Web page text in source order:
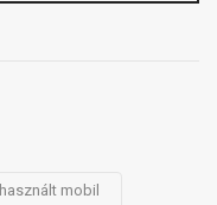
használt mobil